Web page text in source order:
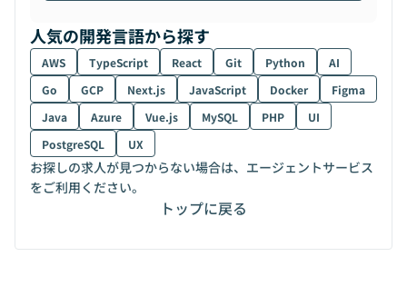
人気の開発言語から探す
AWS TypeScript React Git Python
AI
Go
GCP Next.js JavaScript Docker
Figma
Java
Azure Vue.js MySQL PHP
UI
PostgreSQL
UX
お探しの求人が見つからない場合は、エージェントサービス
をご利用ください。
トップに戻る